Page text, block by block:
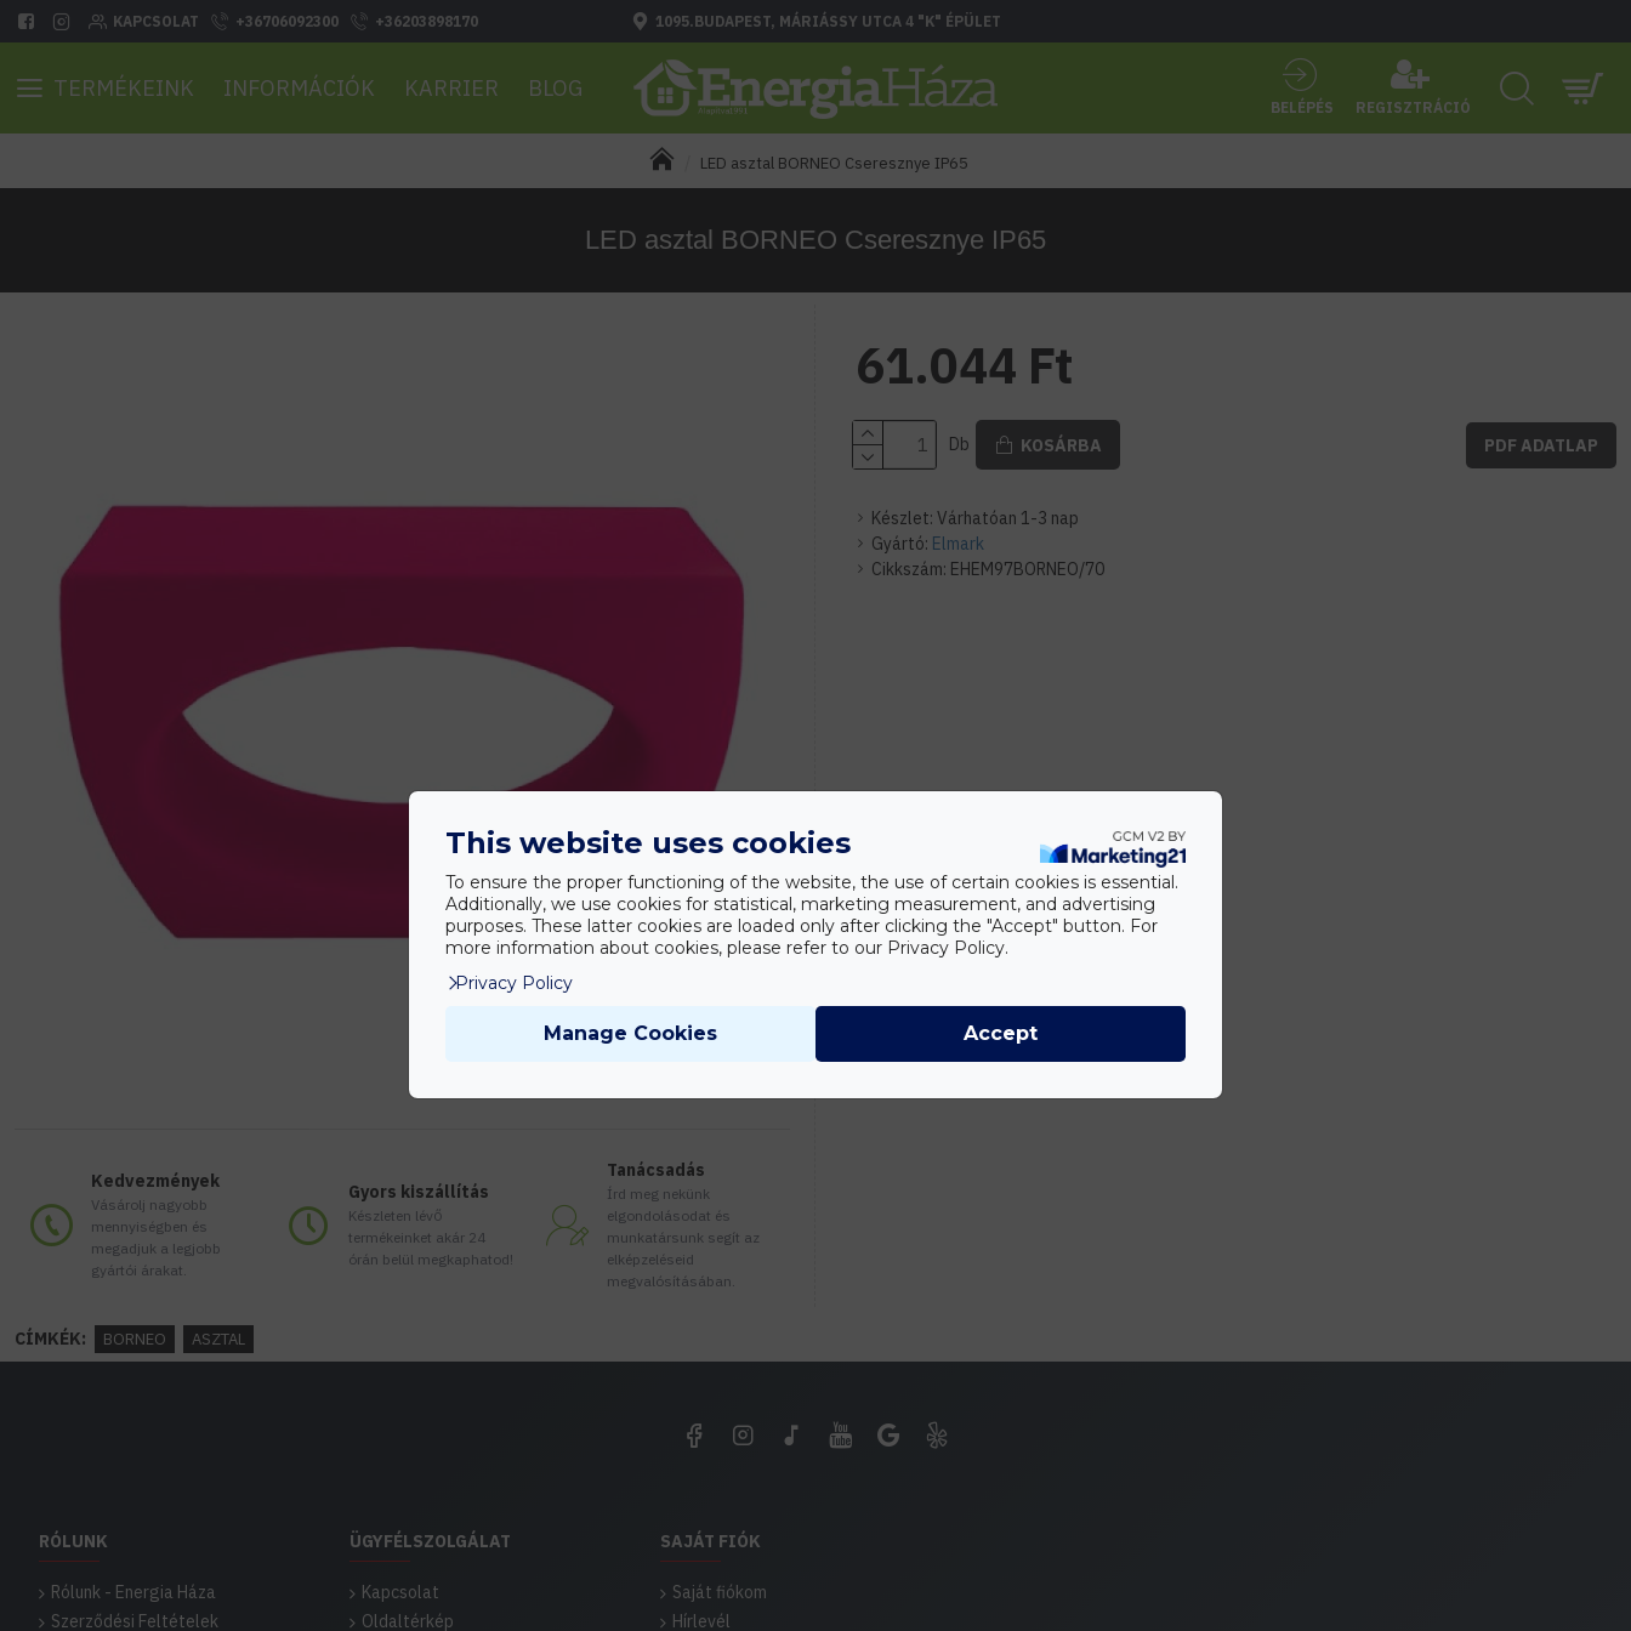
KAPCSOLAT +36706092300 +36203898170 1095.BUDAPEST, MÁRIÁSSY UTCA 4 "K" ÉPÜLET
TERMÉKEINK INFORMÁCIÓK KARRIER BLOG
BELÉPÉS REGISZTRÁCIÓ
LED asztal BORNEO Cseresznye IP65
LED asztal BORNEO Cseresznye IP65
Kedvezmények
Vásárolj nagyobb
mennyiségben és
megadjuk a legjobb
gyártói árakat.
Gyors kiszállítás
Készleten lévő
termékeinket akár 24
órán belül megkaphatod!
Tanácsadás
Írd meg nekünk
elgondolásodat és
munkatársunk segít az
elképzeléseid
megvalósításában.
Készlet: Várhatóan 1-3 nap
Gyártó: Elmark
Cikkszám: EHEM97BORNEO/70
61.044 Ft
Db KOSÁRBA PDF ADATLAP
CÍMKÉK: BORNEO ASZTAL
RÓLUNK
Rólunk - Energia Háza
Szerződési Feltételek
ÜGYFÉLSZOLGÁLAT
Kapcsolat
Oldaltérkép
SAJÁT FIÓK
Saját fiókom
Hírlevél
This website uses cookies
To ensure the proper functioning of the website, the use of certain cookies is essential.
Additionally, we use cookies for statistical, marketing measurement, and advertising
purposes. These latter cookies are loaded only after clicking the "Accept" button. For
more information about cookies, please refer to our Privacy Policy.
Privacy Policy
Manage Cookies Accept